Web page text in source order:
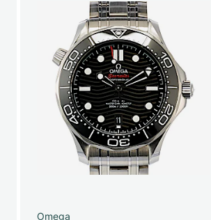
Omega